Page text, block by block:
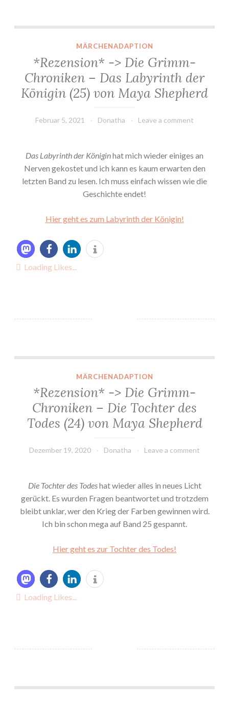
*Rezension* -> Die Grimm-Chroniken – Das Labyrinth der Königin (25) von Maya Shepherd
MÄRCHENADAPTION
*Rezension* -> Die Grimm-
Chroniken – Das Labyrinth der
Königin (25) von Maya Shepherd
Februar 5, 2021 Donatha Leave a comment
Das Labyrinth der Königinhat mich wieder einiges an
Nerven gekostet und ich kann es kaum erwarten den
letzten Band zu lesen. Ich muss einfach wissen wie die
Geschichte endet!
Hier geht es zum Labyrinth der Königin!
Loading Likes...
*Rezension* -> Die Grimm-Chroniken – Die Tochter des Todes (24) von Maya Shepherd
MÄRCHENADAPTION
*Rezension* -> Die Grimm-
Chroniken – Die Tochter des
Todes (24) von Maya Shepherd
Dezember 19, 2020 Donatha Leave a comment
Die Tochter des Todeshat wieder alles in neues Licht
gerückt. Es wurden Fragen beantwortet und trotzdem
bleibt unklar, wer den Krieg der Farben gewinnen wird.
Ich bin schon mega auf Band 25 gespannt.
Hier geht es zur Tochter des Todes!
Loading Likes...
*Rezension* -> Die Grimm-Chroniken – Das Unglückskind (23) von Maya Shepherd